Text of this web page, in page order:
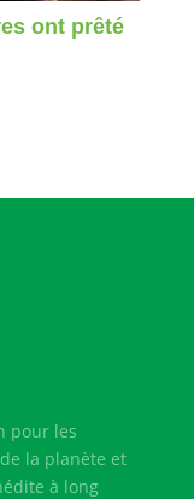
ont prêté
pour les
la planète et
à long